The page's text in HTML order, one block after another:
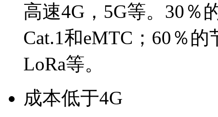
高速4G，5G等。30％
Cat.1和eMTC；60％
LoRa等。
成本低于4G